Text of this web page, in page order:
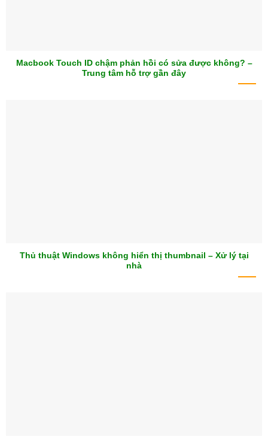
Macbook Touch ID chậm phản hồi có sửa được không? –
Trung tâm hỗ trợ gần đây
Thủ thuật Windows không hiển thị thumbnail – Xử lý tại
nhà